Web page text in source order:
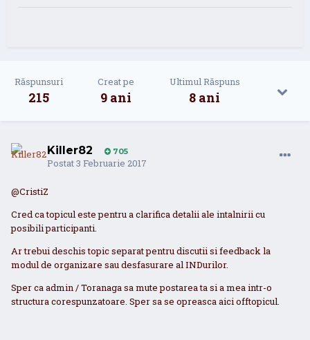
Răspunsuri
215
Creat pe
9 ani
Ultimul Răspuns
8 ani
Killer82 705
Postat3 Februarie 2017
@CristiZ
Cred ca topicul este pentru a clarifica detalii ale intalnirii cu
posibili participanti.
Ar trebui deschis topic separat pentru discutii si feedback la
modul de organizare sau desfasurare al INDurilor.
Sper ca admin / Toranaga sa mute postarea ta si a mea intr-o
structura corespunzatoare. Sper sa se opreasca aici offtopicul.